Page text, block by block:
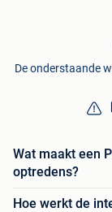
De onderstaande
Wat maakt een
optredens?
Hoe werkt de